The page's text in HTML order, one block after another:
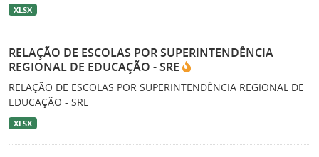
XLSX
RELAÇÃO DE ESCOLAS POR SUPERINTENDÊNCIA
REGIONAL DE EDUCAÇÃO - SRE
RELAÇÃO DE ESCOLAS POR SUPERINTENDÊNCIA REGIONAL DE
EDUCAÇÃO - SRE
XLSX